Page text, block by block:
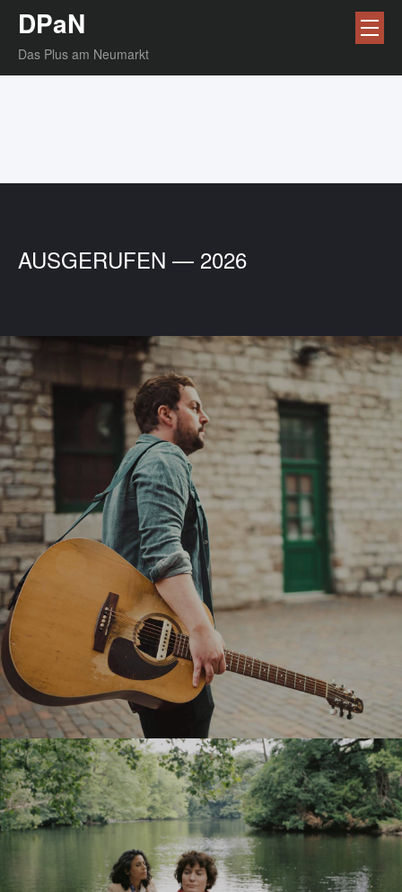
DPaN
Das Plus am Neumarkt
AUSGERUFEN — 2026